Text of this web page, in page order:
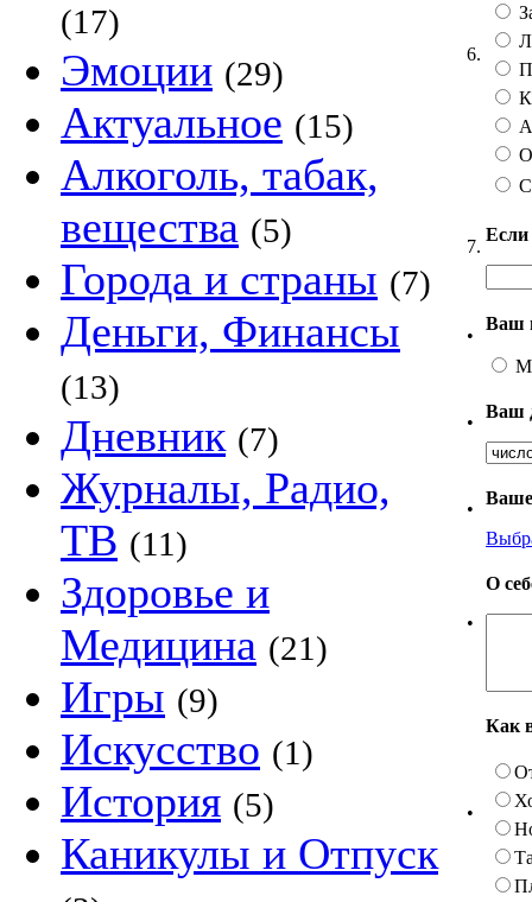
(17)
Эмоции (29)
Актуальное (15)
Алкоголь, табак,
вещества (5)
Города и страны (7)
Деньги, Финансы
(13)
Дневник (7)
Журналы, Радио,
ТВ (11)
Здоровье и
Медицина (21)
Игры (9)
Искусство (1)
История (5)
Каникулы и Отпуск
6.
7.
•
Ваш
•
Ваш
•
Ваше
•
О
•
Как